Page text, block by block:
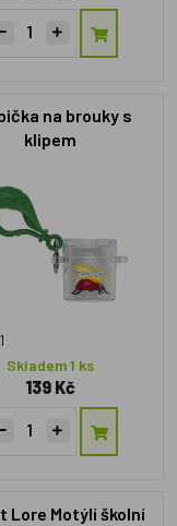
na brouky s
klipem
Skladem 1 ks
139 Kč
Lore Motýlí školní